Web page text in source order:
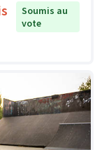
Soumis au
vote